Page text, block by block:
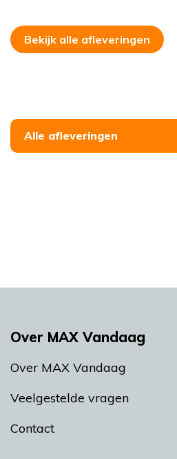
Bekijk alle afleveringen
Alle afleveringen
Over MAX Vandaag
Over MAX Vandaag
Veelgestelde vragen
Contact